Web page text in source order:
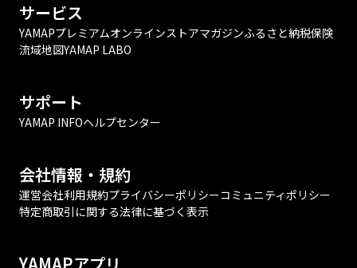
サービス
YAMAPプレミアムオンラインストアマガジンふるさと納税保険
流域地図YAMAP LABO
サポート
YAMAP INFOヘルプセンター
会社情報・規約
運営会社利用規約プライバシーポリシーコミュニティポリシー
特定商取引に関する法律に基づく表示